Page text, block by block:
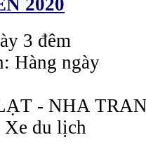
2020
3 đêm
Hàng ngày
- NHA
Xe du lịch